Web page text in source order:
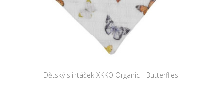
Dětský slintáček XKKO Organic - Butterflies